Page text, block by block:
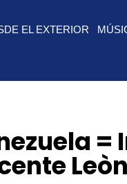
EL EXTERIOR
=
Leòn